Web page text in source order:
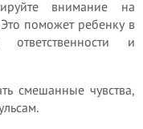
внимание на
поможет ребенку в
и
смешанные чувства,